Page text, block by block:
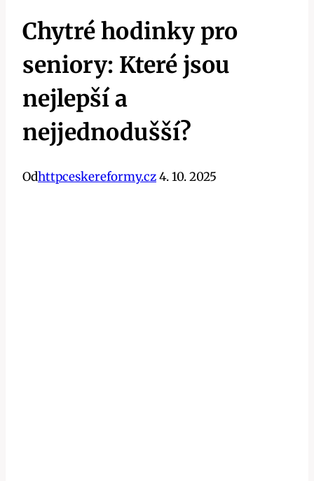
Chytré hodinky pro
seniory: Které jsou
nejlepší a
nejjednodušší?
Odhttpceskereformy.cz4. 10. 2025